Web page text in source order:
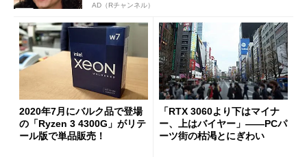
AD（Rチャンネル）
2020年7月にバルク品で登場
の「Ryzen 3 4300G」がリテ
ール版で単品販売！
「RTX 3060より下はマイナ
ー、上はバイヤー」――PCパ
ーツ街の枯渇とにぎわい